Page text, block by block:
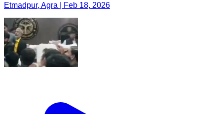
Etmadpur, Agra | Feb 18, 2026